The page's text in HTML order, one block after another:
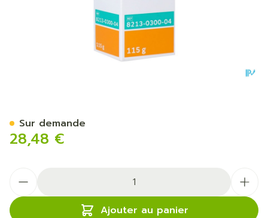
28,48 €
Ajouter au panier
Sur demande